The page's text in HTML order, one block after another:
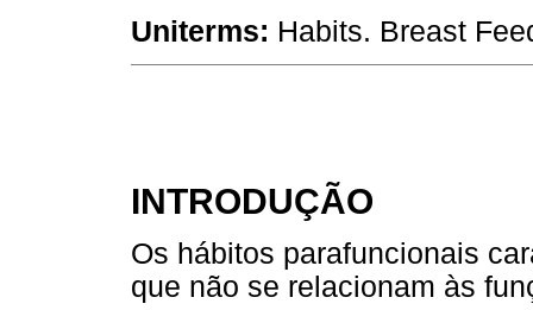
Uniterms: Habits. Breast
INTRODUÇÃO
Os hábitos parafuncionais
que não se relacionam às